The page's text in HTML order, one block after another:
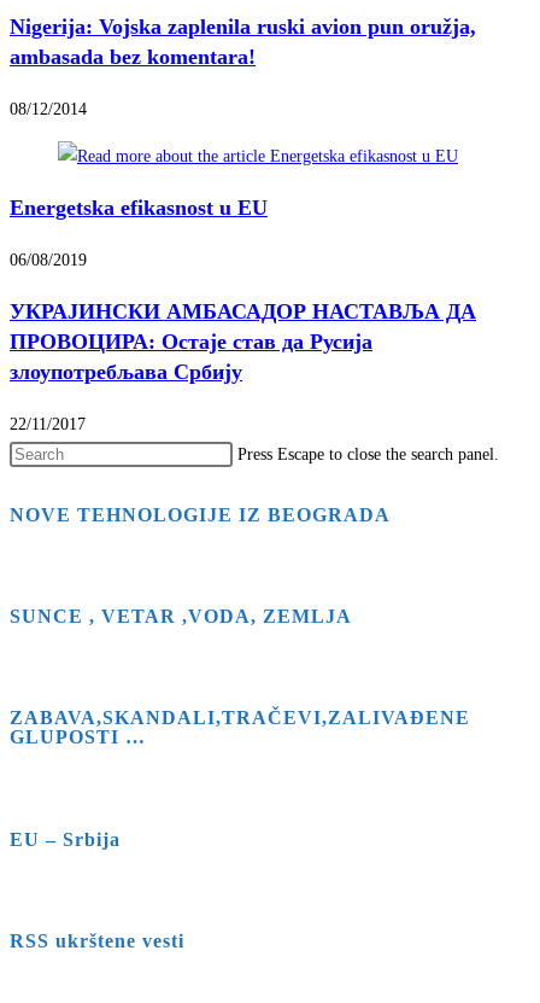
Nigerija: Vojska zaplenila ruski avion pun oružja,
ambasada bez komentara!
08/12/2014
Energetska efikasnost u EU
06/08/2019
УКРАЈИНСКИ АМБАСАДОР НАСТАВЉА ДА
ПРОВОЦИРА: Остаје став да Русија
злоупотребљава Србију
22/11/2017
Press Escape to close the search panel.
NOVE TEHNOLOGIJE IZ BEOGRADA
SUNCE , VETAR ,VODA, ZEMLJA
ZABAVA,SKANDALI,TRAČEVI,ZALIVAĐENE
GLUPOSTI …
EU – Srbija
RSS ukrštene vesti